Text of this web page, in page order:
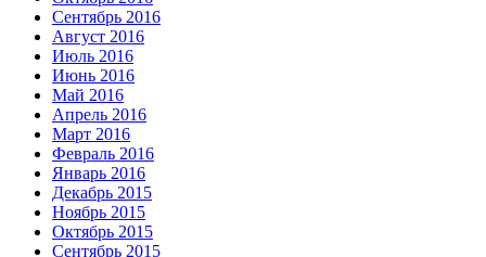
Сентябрь 2016
Август 2016
Июль 2016
Июнь 2016
Май 2016
Апрель 2016
Март 2016
Февраль 2016
Январь 2016
Декабрь 2015
Ноябрь 2015
Октябрь 2015
Сентябрь 2015